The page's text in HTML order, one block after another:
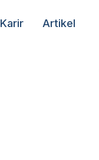
Karir Artikel